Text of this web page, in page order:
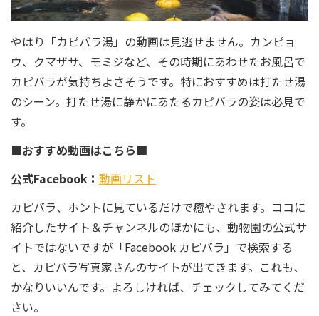
やはり「カピバラ湯」の動画は見逃せません。カンピョ
ウ、クマザサ、モミジなど、その時期にあわせたお風呂で
カピバラが気持ちよさそうです。特におすすめは打たせ湯
のシーン。打たせ湯に静かにあたるカピバラの姿は必見で
す。
■おすすめ動画はこちら■
公式Facebook： 動画リスト
カピバラ、ホントに見ているだけで癒やされます。ココに
紹介したサイト＆チャンネルのほかにも、動物園の公式サ
イトではないですが「Facebook カピバラ」で検索する
と、カピバラ写真家さんのサイトが出てきます。これも、
かなりいいんです。よろしければ、チェックしてみてくだ
さい。